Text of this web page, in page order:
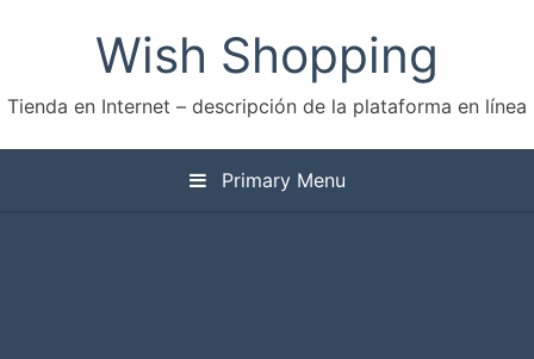
Wish Shopping
Tienda en Internet – descripción de la plataforma en línea
Primary Menu